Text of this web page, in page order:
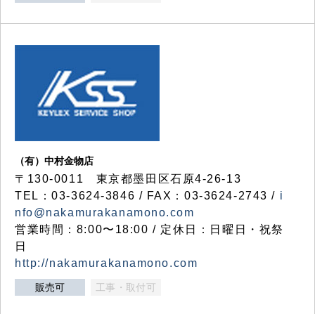
（有）中村金物店
〒130-0011 東京都墨田区石原4-26-13
TEL：03-3624-3846 / FAX：03-3624-2743 / i
nfo@nakamurakanamono.com
営業時間：8:00〜18:00 / 定休日：日曜日・祝祭
日
http://nakamurakanamono.com
販売可 工事・取付可